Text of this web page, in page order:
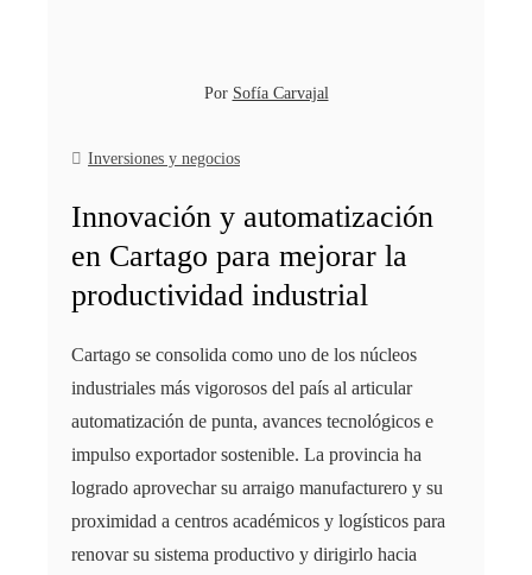
Por Sofía Carvajal
Inversiones y negocios
Innovación y automatización
en Cartago para mejorar la
productividad industrial
Cartago se consolida como uno de los núcleos
industriales más vigorosos del país al articular
automatización de punta, avances tecnológicos e
impulso exportador sostenible. La provincia ha
logrado aprovechar su arraigo manufacturero y su
proximidad a centros académicos y logísticos para
renovar su sistema productivo y dirigirlo hacia